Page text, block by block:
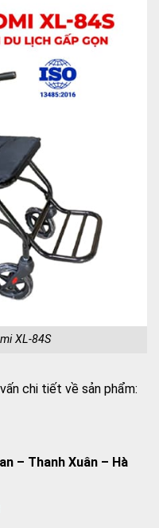
XL-84S
chi tiết về sản phẩm:
– Thanh Xuân – Hà